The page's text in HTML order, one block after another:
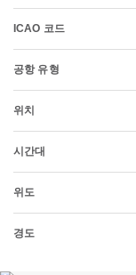
ICAO 코드
공항 유형
위치
시간대
위도
경도